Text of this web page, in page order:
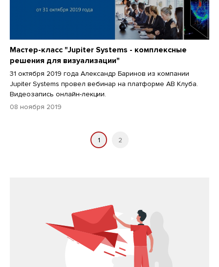
Мастер-класс "Jupiter Systems - комплексные
решения для визуализации"
31 октября 2019 года Александр Баринов из компании
Jupiter Systems провел вебинар на платформе АВ Клуба.
Видеозапись онлайн-лекции.
08 ноября 2019
1 2